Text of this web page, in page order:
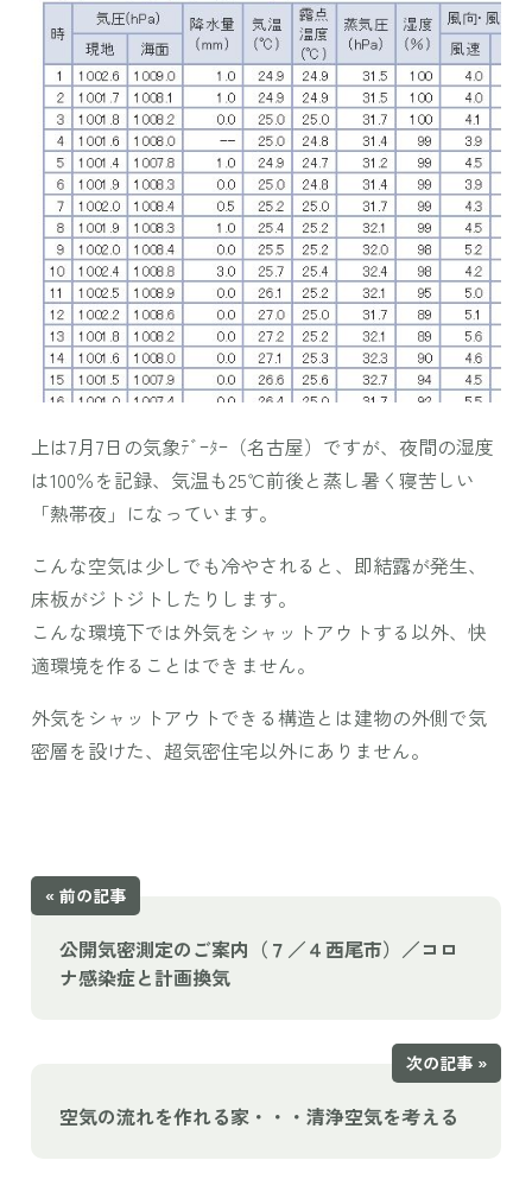
上は7月7日の気象ﾃﾞｰﾀｰ（名古屋）ですが、夜間の湿度
は100％を記録、気温も25℃前後と蒸し暑く寝苦しい
「熱帯夜」になっています。
こんな空気は少しでも冷やされると、即結露が発生、
床板がジトジトしたりします。
こんな環境下では外気をシャットアウトする以外、快
適環境を作ることはできません。
外気をシャットアウトできる構造とは建物の外側で気
密層を設けた、超気密住宅以外にありません。
« 前の記事
公開気密測定のご案内（７／４西尾市）／コロ
ナ感染症と計画換気
次の記事 »
空気の流れを作れる家・・・清浄空気を考える